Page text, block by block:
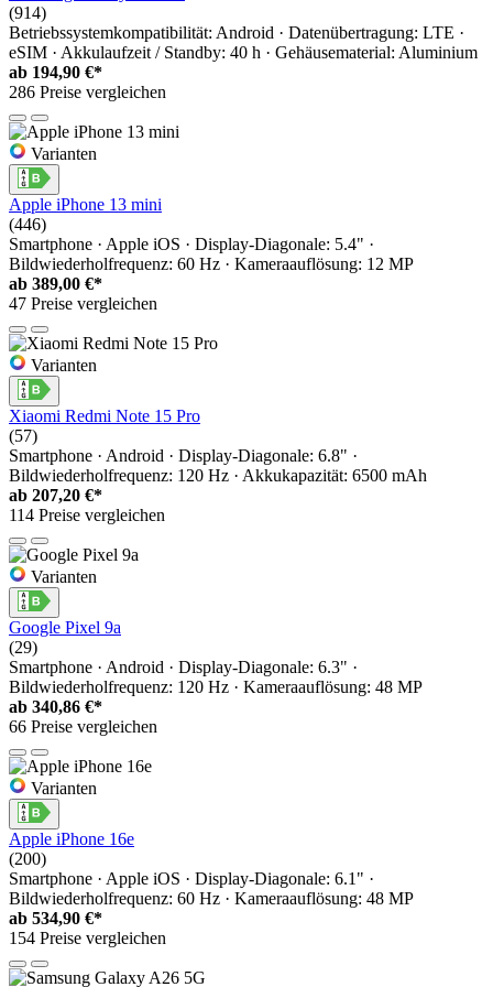
(914)
Betriebssystemkompatibilität: Android · Datenübertragung: LTE ·
eSIM · Akkulaufzeit / Standby: 40 h · Gehäusematerial: Aluminium
ab 194,90 €*
286 Preise vergleichen
Varianten
Apple iPhone 13 mini
(446)
Smartphone · Apple iOS · Display-Diagonale: 5.4" ·
Bildwiederholfrequenz: 60 Hz · Kameraauflösung: 12 MP
ab 389,00 €*
47 Preise vergleichen
Varianten
Xiaomi Redmi Note 15 Pro
(57)
Smartphone · Android · Display-Diagonale: 6.8" ·
Bildwiederholfrequenz: 120 Hz · Akkukapazität: 6500 mAh
ab 207,20 €*
114 Preise vergleichen
Varianten
Google Pixel 9a
(29)
Smartphone · Android · Display-Diagonale: 6.3" ·
Bildwiederholfrequenz: 120 Hz · Kameraauflösung: 48 MP
ab 340,86 €*
66 Preise vergleichen
Varianten
Apple iPhone 16e
(200)
Smartphone · Apple iOS · Display-Diagonale: 6.1" ·
Bildwiederholfrequenz: 60 Hz · Kameraauflösung: 48 MP
ab 534,90 €*
154 Preise vergleichen